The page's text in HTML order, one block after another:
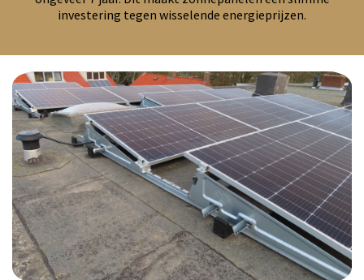
investering tegen wisselende energieprijzen.